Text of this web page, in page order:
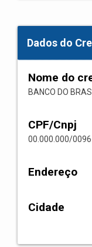
Dados do
Nome do
BANCO DO
CPF/Cnpj
00.000.000/
Endereço
Cidade